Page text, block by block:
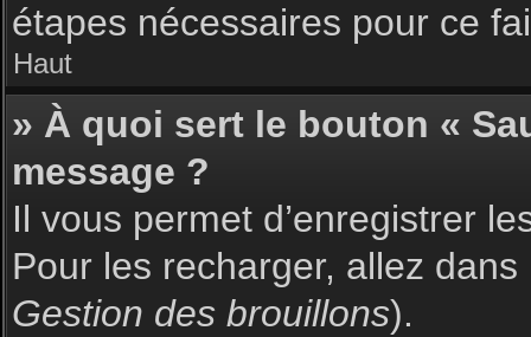
étapes nécessaires pour ce
Haut
» À quoi sert le bouton «
message ?
Il vous permet d’enregistrer
Pour les recharger, allez
Gestion des brouillons).